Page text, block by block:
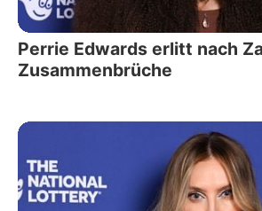
Perrie Edwards erlitt nach
Zusammenbrüche